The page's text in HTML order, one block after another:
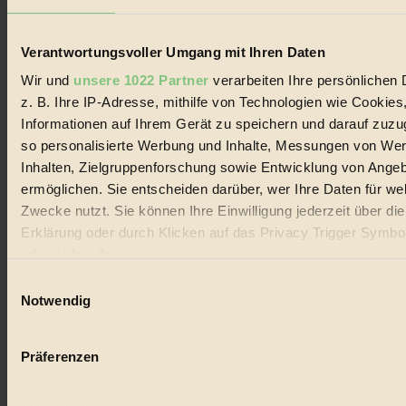
Verantwortungsvoller Umgang mit Ihren Daten
Wir und unsere 1022 Partner verarbeiten Ihre persönlichen
z. B. Ihre IP-Adresse, mithilfe von Technologien wie
Informationen auf Ihrem Gerät zu speichern und darauf
so personalisierte Werbung und Inhalte, Messungen von
Inhalten, Zielgruppenforschung sowie Entwicklung von
ermöglichen. Sie entscheiden darüber, wer Ihre Daten für
Zwecke nutzt. Sie können Ihre Einwilligung jederzeit über
Erklärung oder durch Klicken auf das Privacy Trigger
Wenn Sie es erlauben, würden wir auch gerne:
Ihr Gerät durch aktives Scannen nach bestimmten
Notwendig
Präferenzen
alternativer Energien.
Social Media
22.601 Fans auf Facebook
3.415 Follower auf Twitter
Themen
Bio